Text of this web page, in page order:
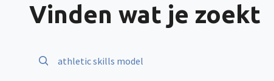
Vinden wat je zoekt